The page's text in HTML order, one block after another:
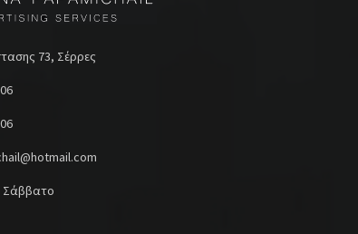
73, Σέρρες
Σάββατο